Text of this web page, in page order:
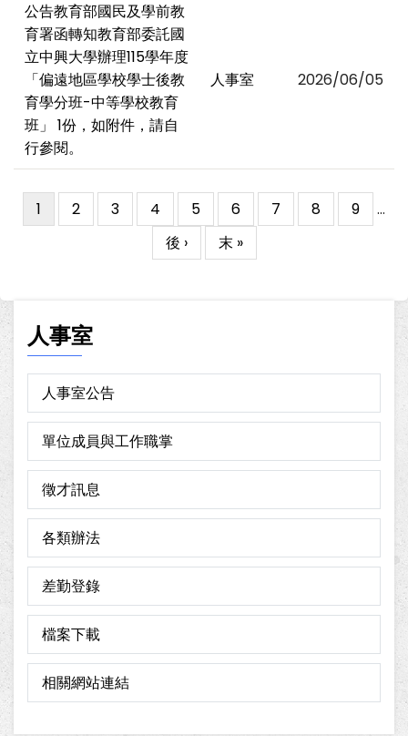
公告教育部國民及學前教
育署函轉知教育部委託國
立中興大學辦理115學年度
「偏遠地區學校學士後教
育學分班-中等學校教育
班」 1份，如附件，請自
行參閱。
人事室 2026/06/05
Pagination
目
前
1 Page
2 Page
3 Page
4 Page
5 Page
6 Page
7 Page
8 Page
9
…
下
一
後 ›
Last
page
末 »
人事室
人事室公告
單位成員與工作職掌
徵才訊息
各類辦法
差勤登錄
檔案下載
相關網站連結